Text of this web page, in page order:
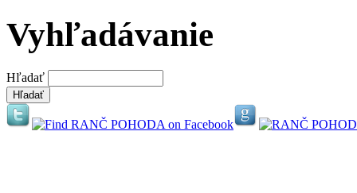
Vyhľadávanie
Hľadať